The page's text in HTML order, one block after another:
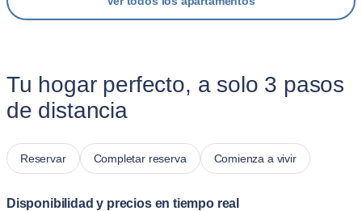
Tu hogar perfecto, a solo 3 pasos
de distancia
Reservar Completar reserva Comienza a vivir
Disponibilidad y precios en tiempo real